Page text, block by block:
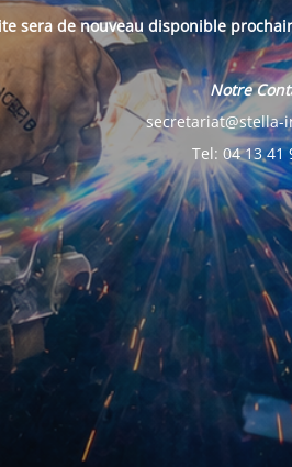
sera de nouveau disponible
Notre
Tel: 04 13 41